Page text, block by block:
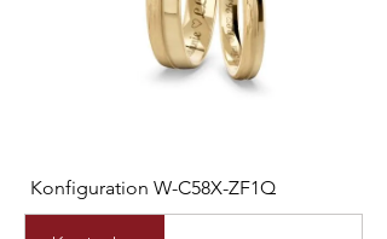
Konfiguration W-C58X-ZF1Q
Preis
1.566,00 €
Preis